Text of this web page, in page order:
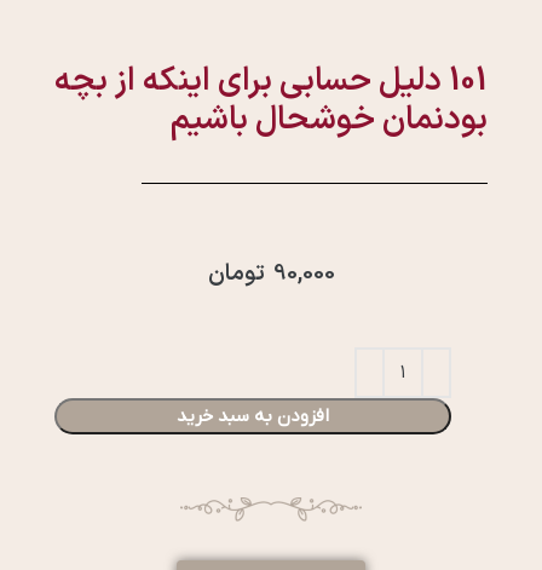
101 دلیل حسابی برای اینکه از بچه
بودنمان خوشحال باشیم
90,000 تومان
افزودن به سبد خرید